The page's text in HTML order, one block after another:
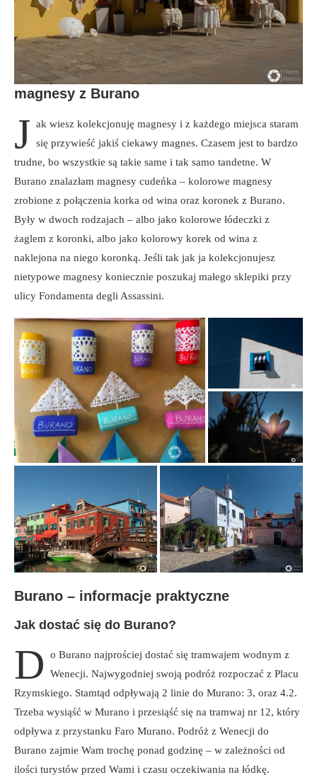
magnesy z Burano
J ak wiesz kolekcjonuję magnesy i z każdego miejsca staram
się przywieść jakiś ciekawy magnes. Czasem jest to bardzo
trudne, bo wszystkie są takie same i tak samo tandetne. W
Burano znalazłam magnesy cudeńka – kolorowe magnesy
zrobione z połączenia korka od wina oraz koronek z Burano.
Były w dwoch rodzajach – albo jako kolorowe łódeczki z
żaglem z koronki, albo jako kolorowy korek od wina z
naklejona na niego koronką. Jeśli tak jak ja kolekcjonujesz
nietypowe magnesy koniecznie poszukaj małego sklepiki przy
ulicy Fondamenta degli Assassini.
Burano – informacje praktyczne
Jak dostać się do Burano?
D
o Burano najprościej dostać się tramwajem wodnym z
Wenecji. Najwygodniej swoją podróż rozpoczać z Placu
Rzymskiego. Stamtąd odpływają 2 linie do Murano: 3, oraz 4.2.
Trzeba wysiąść w Murano i przesiąść się na tramwaj nr 12, który
odpływa z przystanku Faro Murano. Podróż z Wenecji do
Burano zajmie Wam trochę ponad godzinę – w zależności od
ilości turystów przed Wami i czasu oczekiwania na łódkę.